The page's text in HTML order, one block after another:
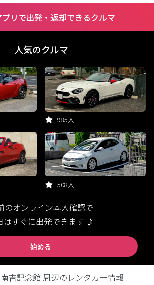
リで出発・返却できるクルマ
人気のクルマ
985人
508人
のオンライン本人確認で
はすぐに出発できます ♪
始める
吉記念館 周辺のレンタカー情報